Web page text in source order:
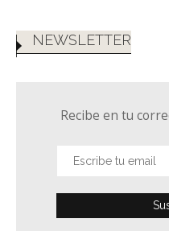
NEWSLETTER
Recibe en tu